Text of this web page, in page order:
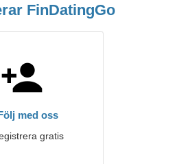
FinDatingGo
med oss
gratis